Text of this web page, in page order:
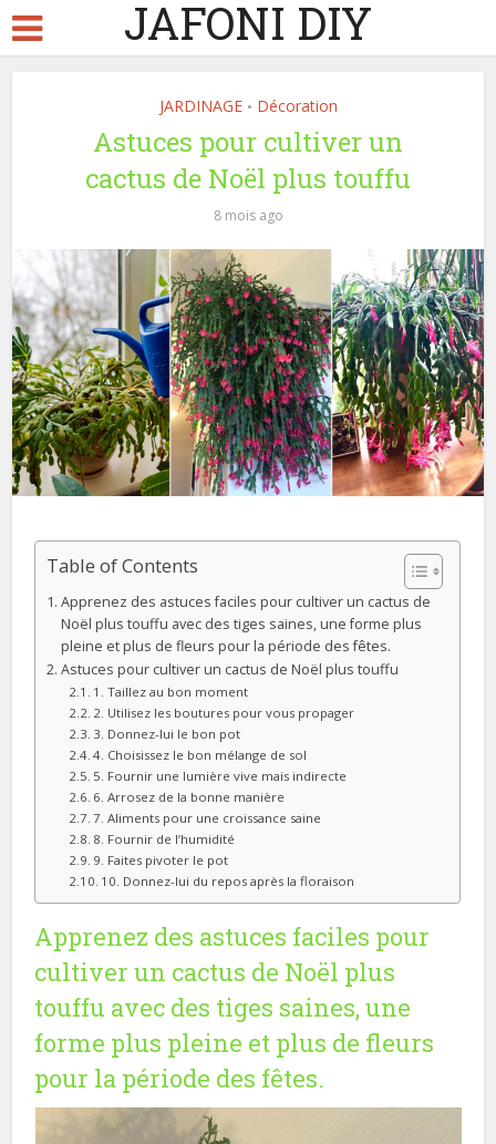
JAFONI DIY
JARDINAGE • Décoration
Astuces pour cultiver un
cactus de Noël plus touffu
8 mois ago
Table of Contents
Apprenez des astuces faciles pour cultiver un cactus de
Noël plus touffu avec des tiges saines, une forme plus
pleine et plus de fleurs pour la période des fêtes.
Astuces pour cultiver un cactus de Noël plus touffu
1. Taillez au bon moment
2. Utilisez les boutures pour vous propager
3. Donnez-lui le bon pot
4. Choisissez le bon mélange de sol
5. Fournir une lumière vive mais indirecte
6. Arrosez de la bonne manière
7. Aliments pour une croissance saine
8. Fournir de l’humidité
9. Faites pivoter le pot
10. Donnez-lui du repos après la floraison
Apprenez des astuces faciles pour
cultiver un cactus de Noël plus
touffu avec des tiges saines, une
forme plus pleine et plus de fleurs
pour la période des fêtes.